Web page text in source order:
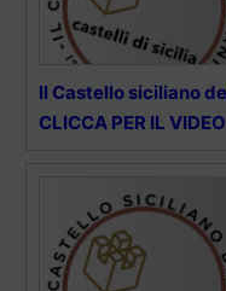
Il Castello siciliano
CLICCA PER IL VIDEO